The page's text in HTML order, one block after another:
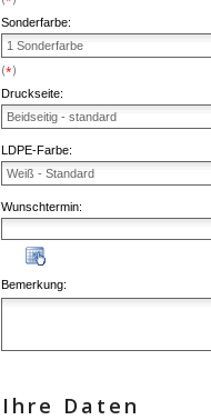
Sonderfarbe:
(*)
Druckseite:
LDPE-Farbe:
Wunschtermin:
Bemerkung:
Ihre Daten